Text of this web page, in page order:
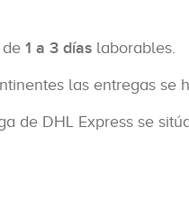
de 1 a 3 días laborables.
las entregas se
de DHL Express se